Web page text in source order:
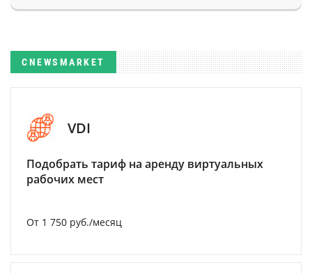
CNEWSMARKET
VDI
Подобрать тариф на аренду виртуальных
рабочих мест
От 1 750 руб./месяц